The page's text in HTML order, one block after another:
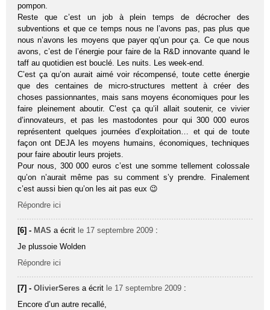
pompon.
Reste que c’est un job à plein temps de décrocher des
subventions et que ce temps nous ne l’avons pas, pas plus que
nous n’avons les moyens que payer qq’un pour ça. Ce que nous
avons, c’est de l’énergie pour faire de la R&D innovante quand le
taff au quotidien est bouclé. Les nuits. Les week-end.
C’est ça qu’on aurait aimé voir récompensé, toute cette énergie
que des centaines de micro-structures mettent à créer des
choses passionnantes, mais sans moyens économiques pour les
faire pleinement aboutir. C’est ça qu’il allait soutenir, ce vivier
d’innovateurs, et pas les mastodontes pour qui 300 000 euros
représentent quelques journées d’exploitation… et qui de toute
façon ont DEJA les moyens humains, économiques, techniques
pour faire aboutir leurs projets.
Pour nous, 300 000 euros c’est une somme tellement colossale
qu’on n’aurait même pas su comment s’y prendre. Finalement
c’est aussi bien qu’on les ait pas eux 😉
Répondre ici
[6] - MAS a écrit le 17 septembre 2009 :
Je plussoie Wolden
Répondre ici
[7] -OlivierSeres a écrit le 17 septembre 2009 :
Encore d’un autre recallé,